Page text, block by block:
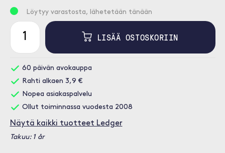
Löytyy varastosta, lähetetään tänään
LISÄÄ OSTOSKORIIN
60 päivän avokauppa
Rahti alkaen 3,9 €
Nopea asiakaspalvelu
Ollut toiminnassa vuodesta 2008
Näytä kaikki tuotteet Ledger
Takuu: 1 år